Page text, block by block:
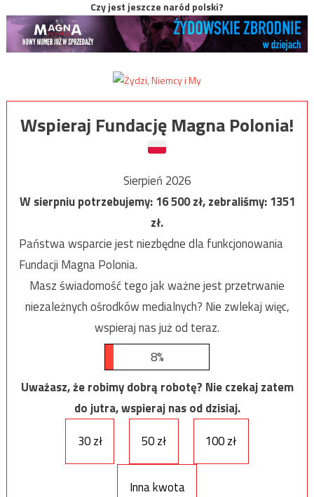
Czy jest jeszcze naród polski?
Wspieraj Fundację Magna Polonia!
Sierpień 2026
W sierpniu potrzebujemy:16 500zł, zebraliśmy:1351
zł.
Państwa wsparcie jest niezbędne dla funkcjonowania
Fundacji Magna Polonia.
Masz świadomość tego jak ważne jest przetrwanie
niezależnych ośrodków medialnych? Nie zwlekaj więc,
wspieraj nas już od teraz.
8%
Uważasz, że robimy dobrą robotę? Nie czekaj zatem
do jutra, wspieraj nas od dzisiaj.
30 zł
50 zł 100 zł
Inna kwota